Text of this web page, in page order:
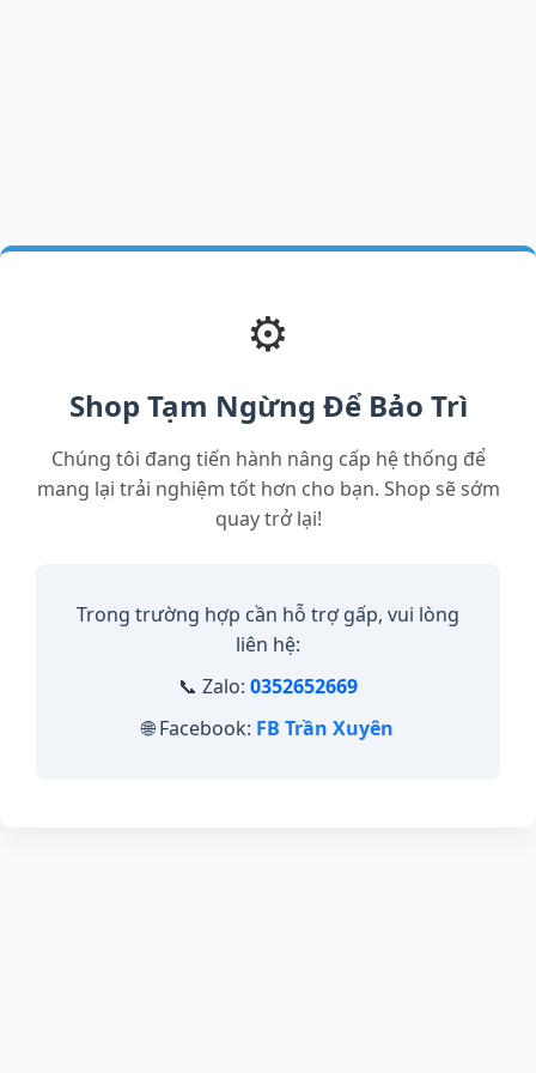
⚙️
Shop Tạm Ngừng Để Bảo Trì
Chúng tôi đang tiến hành nâng cấp hệ thống để
mang lại trải nghiệm tốt hơn cho bạn. Shop sẽ sớm
quay trở lại!
Trong trường hợp cần hỗ trợ gấp, vui lòng
liên hệ:
📞 Zalo: 0352652669
🌐 Facebook: FB Trần Xuyên